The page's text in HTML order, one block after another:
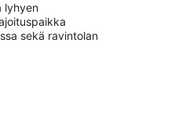
lyhyen
sekä ravintolan